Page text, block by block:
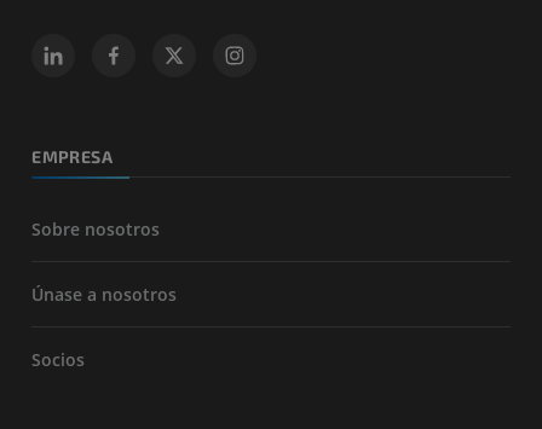
EMPRESA
Sobre nosotros
Únase a nosotros
Socios